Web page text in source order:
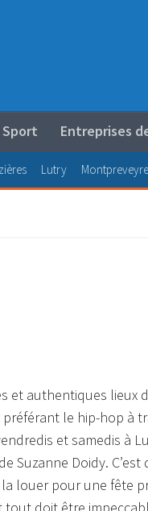
Sport Entreprises
Lutry
et authentiques lieux
le hip-hop à
et samedis à
Suzanne Doidy.
louer pour une fête
doit être